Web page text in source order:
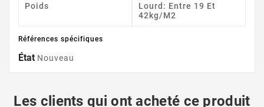
Poids
Lourd: Entre 19 Et
42kg/m2
Références spécifiques
État Nouveau
Les clients qui ont acheté ce produit